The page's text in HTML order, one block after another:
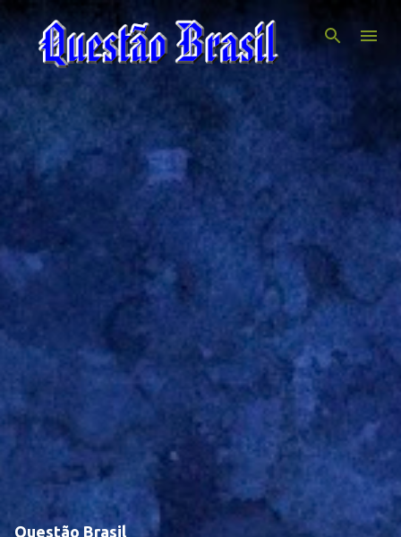
Pular para o conteúdo principal
Questão Brasil